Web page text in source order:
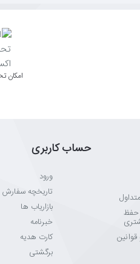
اﻣﮑﺎن
حساب کاربری
ورود
تاریخچه سفارش
بازاریاب ها
خبرنامه
کارت هدیه
برگشتی